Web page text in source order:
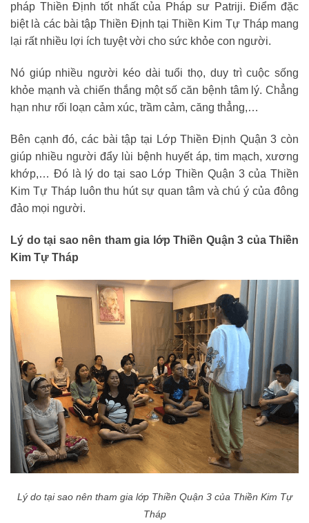
pháp Thiền Định tốt nhất của Pháp sư Patriji. Điểm đặc
biệt là các bài tập Thiền Định tại Thiền Kim Tự Tháp mang
lại rất nhiều lợi ích tuyệt vời cho sức khỏe con người.
Nó giúp nhiều người kéo dài tuổi thọ, duy trì cuộc sống
khỏe mạnh và chiến thắng một số căn bệnh tâm lý. Chẳng
hạn như rối loạn cảm xúc, trầm cảm, căng thẳng,…
Bên cạnh đó, các bài tập tại Lớp Thiền Định Quận 3 còn
giúp nhiều người đẩy lùi bệnh huyết áp, tim mạch, xương
khớp,… Đó là lý do tại sao Lớp Thiền Quận 3 của Thiền
Kim Tự Tháp luôn thu hút sự quan tâm và chú ý của đông
đảo mọi người.
Lý do tại sao nên tham gia lớp Thiền Quận 3 của Thiền
Kim Tự Tháp
Lý do tại sao nên tham gia lớp Thiền Quận 3 của Thiền Kim Tự
Tháp